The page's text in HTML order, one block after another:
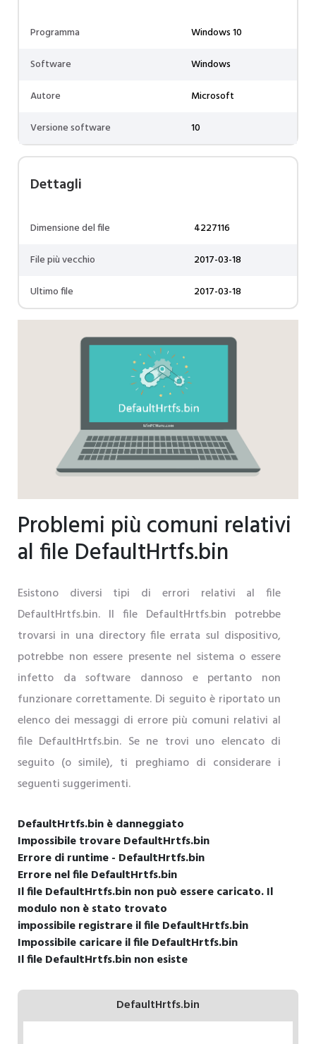
Programma
Windows 10
Software
Windows
Autore
Microsoft
Versione software
10
Dettagli
Dimensione del file
4227116
File più vecchio
2017-03-18
Ultimo file
2017-03-18
Problemi più comuni relativi
al file DefaultHrtfs.bin
Esistono diversi tipi di errori relativi al file
DefaultHrtfs.bin. Il file DefaultHrtfs.bin potrebbe
trovarsi in una directory file errata sul dispositivo,
potrebbe non essere presente nel sistema o essere
infetto da software dannoso e pertanto non
funzionare correttamente. Di seguito è riportato un
elenco dei messaggi di errore più comuni relativi al
file DefaultHrtfs.bin. Se ne trovi uno elencato di
seguito (o simile), ti preghiamo di considerare i
seguenti suggerimenti.
DefaultHrtfs.bin è danneggiato
Impossibile trovare DefaultHrtfs.bin
Errore di runtime - DefaultHrtfs.bin
Errore nel file DefaultHrtfs.bin
Il file DefaultHrtfs.bin non può essere caricato. Il
modulo non è stato trovato
impossibile registrare il file DefaultHrtfs.bin
Impossibile caricare il file DefaultHrtfs.bin
Il file DefaultHrtfs.bin non esiste
DefaultHrtfs.bin